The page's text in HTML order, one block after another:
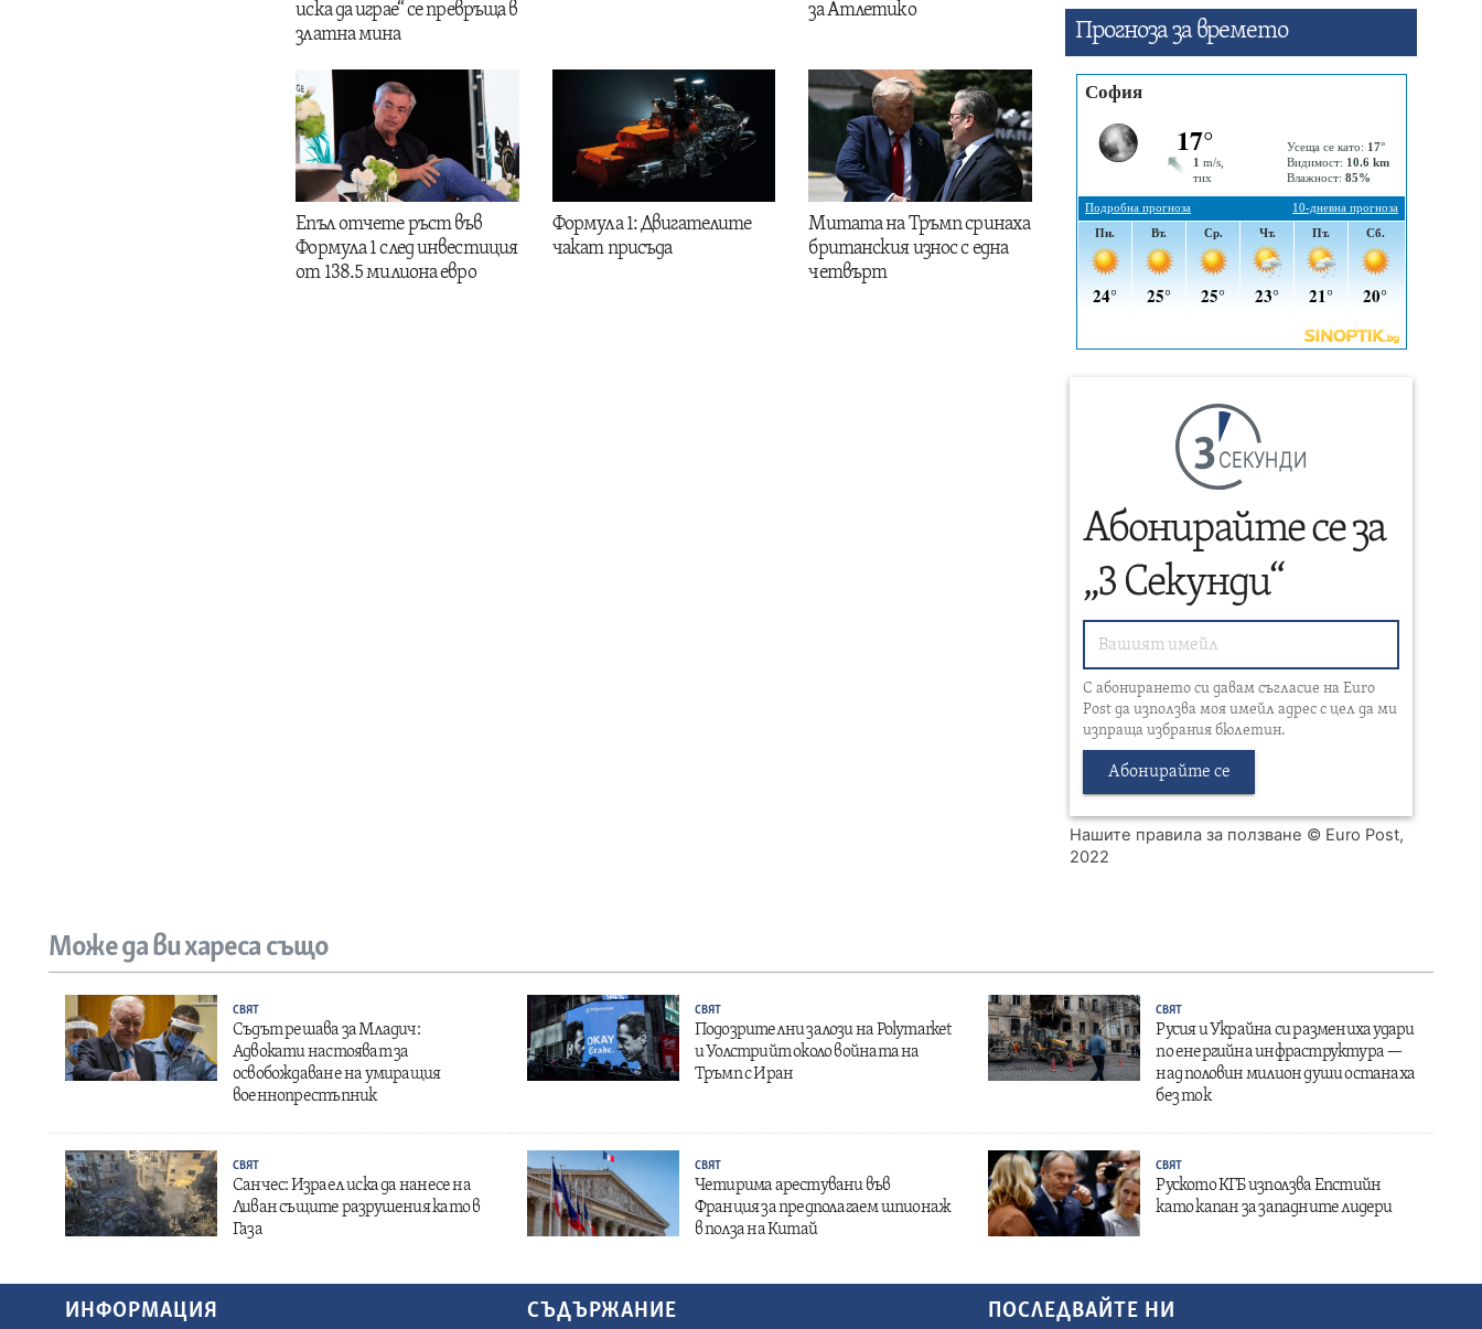
иска да играе“ се превръща в
златна мина
за Атлетико
Епъл отчете ръст във
Формула 1 след инвестиция
от 138.5 милиона евро
Формула 1: Двигателите
чакат присъда
Митата на Тръмп сринаха
британския износ с една
четвърт
Прогнозa за времето
СЕКУНДИ
Абонирайте се за
„3 Секунди“
С абонирането си давам съгласие на Euro
Post да използва моя имейл адрес с цел да ми
изпраща избрания бюлетин.
Абонирайте се
Нашите правила за ползване © Euro Post,
2022
Може да ви хареса също
СВЯТ
Съдът решава за Младич:
Адвокати настояват за
освобождаване на умиращия
военнопрестъпник
СВЯТ
Подозрителни залози на Polymarket
и Уолстрийт около войната на
Тръмп с Иран
СВЯТ
Русия и Украйна си размениха удари
по енергийна инфраструктура —
над половин милион души останаха
без ток
СВЯТ
Санчес: Израел иска да нанесе на
Ливан същите разрушения като в
Газа
СВЯТ
Четирима арестувани във
Франция за предполагаем шпионаж
в полза на Китай
СВЯТ
Руското КГБ използва Епстийн
като капан за западните лидери
ИНФОРМАЦИЯ СЪДЪРЖАНИЕ ПОСЛЕДВАЙТЕ НИ